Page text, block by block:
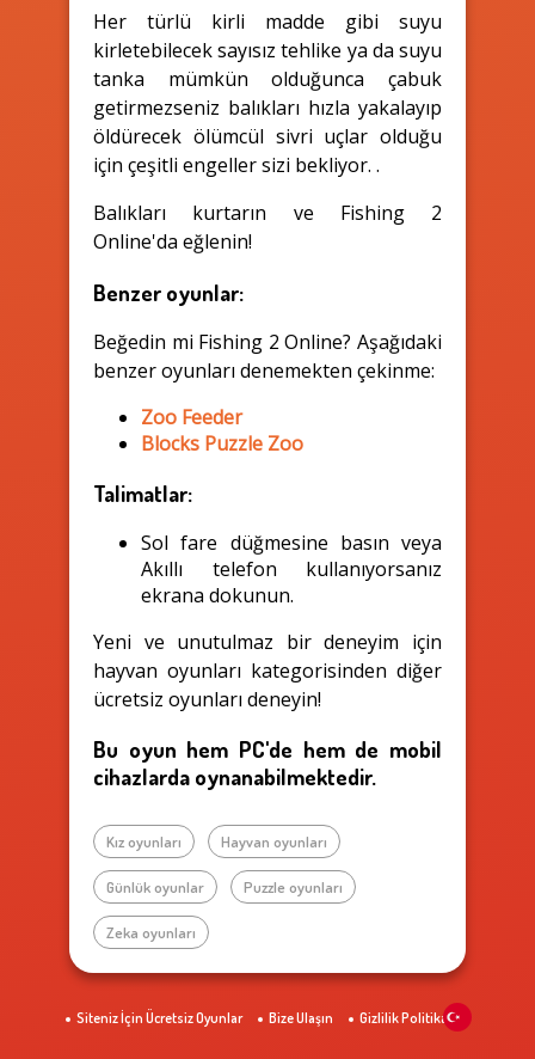
Her türlü kirli madde gibi suyu
kirletebilecek sayısız tehlike ya da suyu
tanka mümkün olduğunca çabuk
getirmezseniz balıkları hızla yakalayıp
öldürecek ölümcül sivri uçlar olduğu
için çeşitli engeller sizi bekliyor. .
Balıkları kurtarın ve Fishing 2
Online'da eğlenin!
Benzer oyunlar:
Beğedin mi Fishing 2 Online? Aşağıdaki
benzer oyunları denemekten çekinme:
Zoo Feeder
Blocks Puzzle Zoo
Talimatlar:
Sol fare düğmesine basın veya
Akıllı telefon kullanıyorsanız
ekrana dokunun.
Yeni ve unutulmaz bir deneyim için
hayvan oyunları kategorisinden diğer
ücretsiz oyunları deneyin!
Bu oyun hem PC'de hem de mobil
cihazlarda oynanabilmektedir.
Kız oyunları Hayvan oyunları
Günlük oyunlar Puzzle oyunları
Zeka oyunları
Siteniz İçin Ücretsiz Oyunlar Bize Ulaşın Gizlilik Politikası